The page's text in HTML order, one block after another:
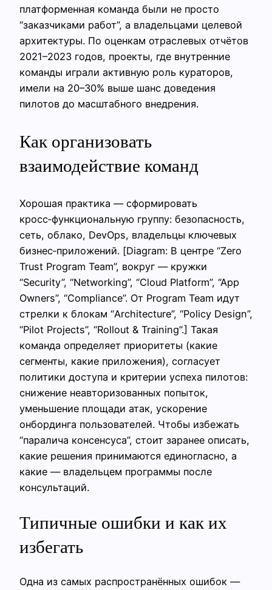
платформенная команда были не просто
“заказчиками работ”, а владельцами целевой
архитектуры. По оценкам отраслевых отчётов
2021–2023 годов, проекты, где внутренние
команды играли активную роль кураторов,
имели на 20–30% выше шанс доведения
пилотов до масштабного внедрения.
Как организовать
взаимодействие команд
Хорошая практика — сформировать
кросс‑функциональную группу: безопасность,
сеть, облако, DevOps, владельцы ключевых
бизнес‑приложений. [Diagram: В центре “Zero
Trust Program Team”, вокруг — кружки
“Security”, “Networking”, “Cloud Platform”, “App
Owners”, “Compliance”. От Program Team идут
стрелки к блокам “Architecture”, “Policy Design”,
“Pilot Projects”, “Rollout & Training”.] Такая
команда определяет приоритеты (какие
сегменты, какие приложения), согласует
политики доступа и критерии успеха пилотов:
снижение неавторизованных попыток,
уменьшение площади атак, ускорение
онбординга пользователей. Чтобы избежать
“паралича консенсуса”, стоит заранее описать,
какие решения принимаются единогласно, а
какие — владельцем программы после
консультаций.
Типичные ошибки и как их
избегать
Одна из самых распространённых ошибок —